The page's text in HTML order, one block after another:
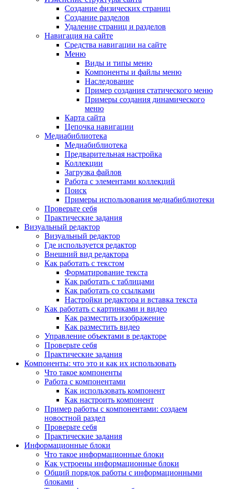
Создание физических страниц
Создание разделов
Удаление страниц и разделов
Навигация на сайте
Средства навигации на сайте
Меню
Виды и типы меню
Компоненты и файлы меню
Наследование
Пример создания статического меню
Примеры создания динамического
меню
Карта сайта
Цепочка навигации
Медиабиблиотека
Медиабиблиотека
Предварительная настройка
Коллекции
Загрузка файлов
Работа с элементами коллекций
Поиск
Примеры использования медиабиблиотеки
Проверьте себя
Практические задания
Визуальный редактор
Визуальный редактор
Где используется редактор
Внешний вид редактора
Как работать с текстом
Форматирование текста
Как работать с таблицами
Как работать со ссылками
Настройки редактора и вставка текста
Как работать с картинками и видео
Как разместить изображение
Как разместить видео
Управление объектами в редакторе
Проверьте себя
Практические задания
Компоненты: что это и как их использовать
Что такое компоненты
Работа с компонентами
Как использовать компонент
Как настроить компонент
Пример работы с компонентами: создаем
новостной раздел
Проверьте себя
Практические задания
Информационные блоки
Что такое информационные блоки
Как устроены информационные блоки
Общий порядок работы с информационными
блоками